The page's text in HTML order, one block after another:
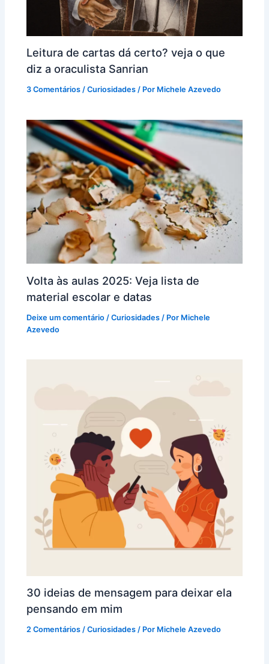
Leitura de cartas dá certo? veja o que
diz a oraculista Sanrian
3 Comentários /Curiosidades / Por Michele Azevedo
Volta às aulas 2025: Veja lista de
material escolar e datas
Deixe um comentário /Curiosidades / Por Michele
Azevedo
30 ideias de mensagem para deixar ela
pensando em mim
2 Comentários /Curiosidades / Por Michele Azevedo